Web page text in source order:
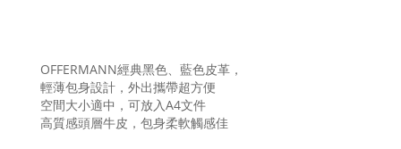
OFFERMANN經典黑色、藍色皮革，
輕薄包身設計，外出攜帶超方便
空間大小適中，可放入A4文件
高質感頭層牛皮，包身柔軟觸感佳